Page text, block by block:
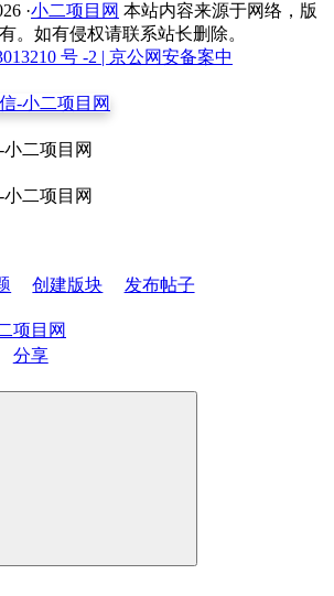
·小二项目网 本站内容来源于网络，版
。如有侵权请联系站长删除。
号 -2 | 京公网安备案中
创建版块 发布帖子
分享